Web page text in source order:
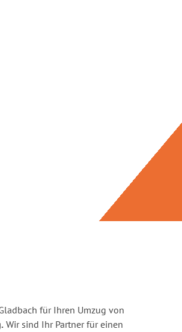
für Ihren Umzug von
Wir sind Ihr Partner für einen